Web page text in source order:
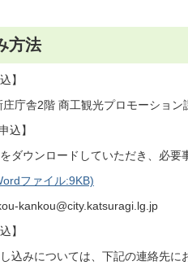
方法
】
庁舎2階 商工観光プロモーショ
込】
ダウンロードしていただき、必
ファイル:9KB)
kankou@city.katsuragi.lg.jp
】
込みについては、下記の連絡先に